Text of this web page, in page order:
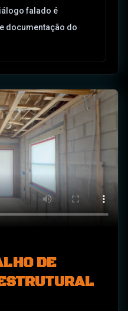
falado é
documentação do
DE